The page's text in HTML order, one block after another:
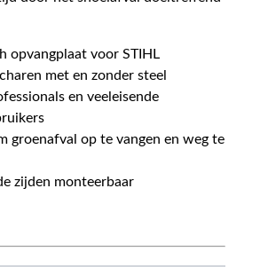
opvangplaat voor STIHL
met en zonder steel
en veeleisende
groenafval op te vangen en weg te
zijden monteerbaar